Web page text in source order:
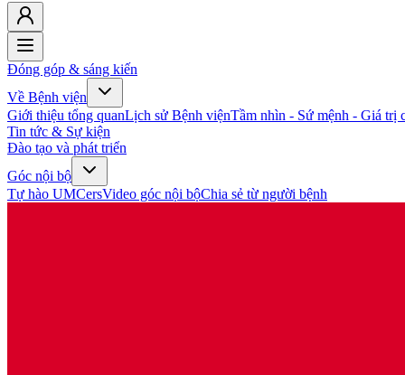
Đóng góp & sáng kiến
Về Bệnh viện
Giới thiệu tổng quanLịch sử Bệnh việnTầm nhìn - Sứ mệnh - Giá trị
Tin tức & Sự kiện
Đào tạo và phát triển
Góc nội bộ
Tự hào UMCersVideo góc nội bộChia sẻ từ người bệnh